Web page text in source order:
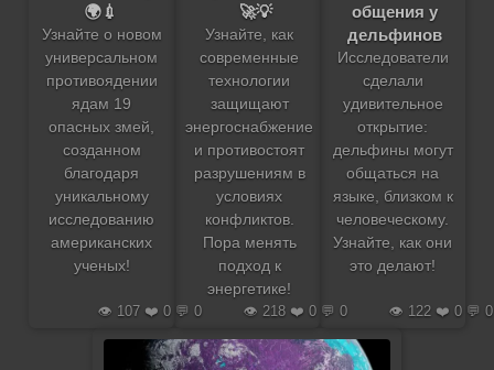
🌍💉
Узнайте о новом
универсальном
противоядении
ядам 19
опасных змей,
созданном
благодаря
уникальному
исследованию
американских
ученых!
👁️ 107 ❤️ 0 💬 0
🚀💡
Узнайте, как
современные
технологии
защищают
энергоснабжение
и противостоят
разрушениям в
условиях
конфликтов.
Пора менять
подход к
энергетике!
👁️ 218 ❤️ 0 💬 0
общения у
дельфинов
Исследователи
сделали
удивительное
открытие:
дельфины могут
общаться на
языке, близком к
человеческому.
Узнайте, как они
это делают!
👁️ 122 ❤️ 0 💬 0